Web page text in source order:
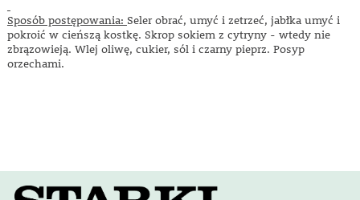
Sposób postępowania: Seler obrać, umyć i zetrzeć, jabłka umyć i
pokroić w cieńszą kostkę. Skrop sokiem z cytryny - wtedy nie
zbrązowieją. Wlej oliwę, cukier, sól i czarny pieprz. Posyp
orzechami.